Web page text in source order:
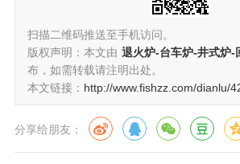
扫描二维码推送至手机访问。
版权声明：本文由 退火炉-台车炉-井式炉-
布，如需转载请注明出处。
本文链接： http://www.fishzz.com/dianlu/
分享给朋友：